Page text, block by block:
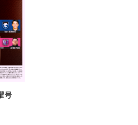
号